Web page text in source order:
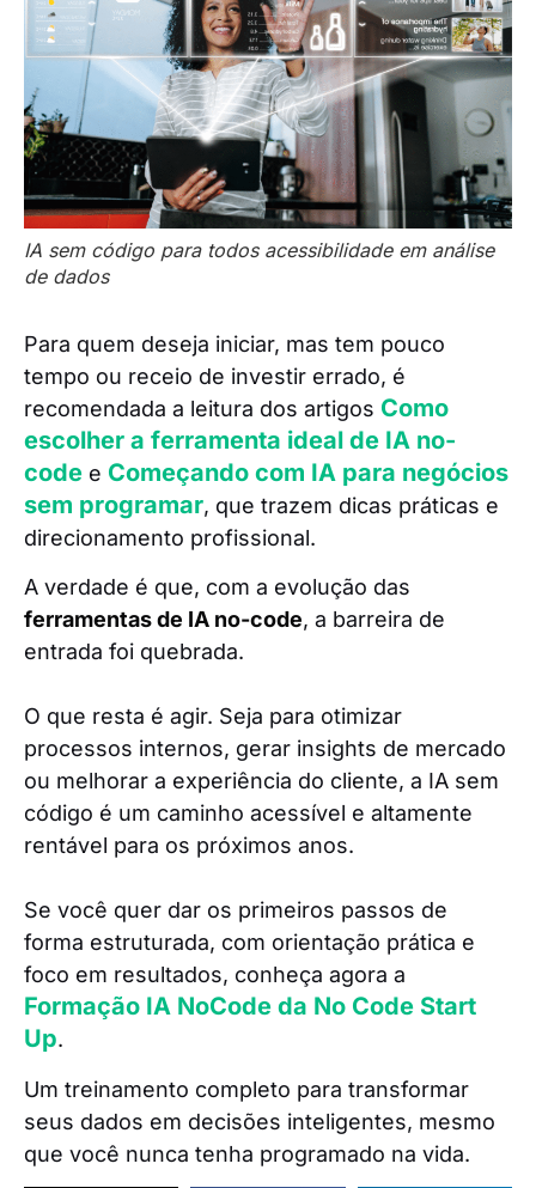
IA sem código para todos acessibilidade em análise
de dados
Para quem deseja iniciar, mas tem pouco
tempo ou receio de investir errado, é
recomendada a leitura dos artigos Como
escolher a ferramenta ideal de IA no-
code e Começando com IA para negócios
sem programar, que trazem dicas práticas e
direcionamento profissional.
A verdade é que, com a evolução das
ferramentas de IA no-code, a barreira de
entrada foi quebrada.
O que resta é agir. Seja para otimizar
processos internos, gerar insights de mercado
ou melhorar a experiência do cliente, a IA sem
código é um caminho acessível e altamente
rentável para os próximos anos.
Se você quer dar os primeiros passos de
forma estruturada, com orientação prática e
foco em resultados, conheça agora a
Formação IA NoCode da No Code Start
Up.
Um treinamento completo para transformar
seus dados em decisões inteligentes, mesmo
que você nunca tenha programado na vida.